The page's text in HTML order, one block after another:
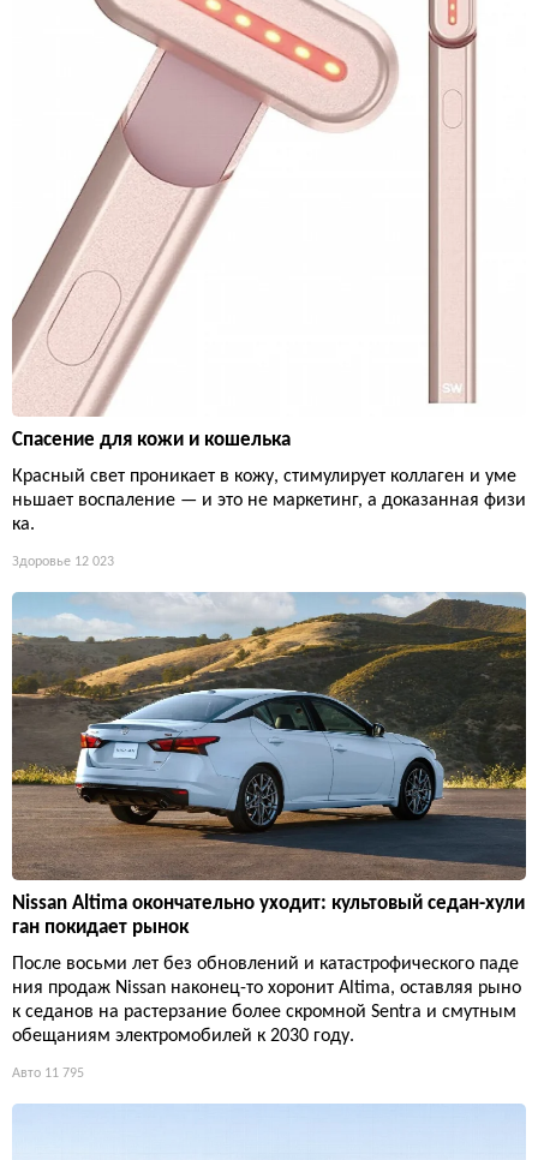
Спасение для кожи и кошелька
Красный свет проникает в кожу, стимулирует коллаген и уме
ньшает воспаление — и это не маркетинг, а доказанная физи
ка.
Здоровье 12 023
Nissan Altima окончательно уходит: культовый седан-хули
ган покидает рынок
После восьми лет без обновлений и катастрофического паде
ния продаж Nissan наконец-то хоронит Altima, оставляя рыно
к седанов на растерзание более скромной Sentra и смутным
обещаниям электромобилей к 2030 году.
Авто 11 795